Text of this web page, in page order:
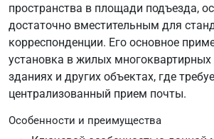
пространства в площади подъезда,
достаточно вместительным для
корреспонденции. Его основное
установка в жилых
зданиях и других объектах, где
централизованный прием почты.
Особенности и преимущества